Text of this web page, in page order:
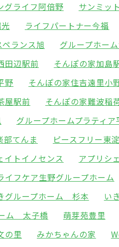
グライフ阿倍野 サンミッ
ライフパートナー今福
ペランス旭 グループホー
田辺駅前 そんぽの家加島
野 そんぽの家住吉遠里小
屋駅前 そんぽの家難波稲
グループホームプラティア
部てんま ピースフリー東
イトイノセンス アプリシ
イフケア生野グループホーム
グループホーム 杉本
い
ム 太子橋 萌芽苑豊里
の里 みかちゃんの家